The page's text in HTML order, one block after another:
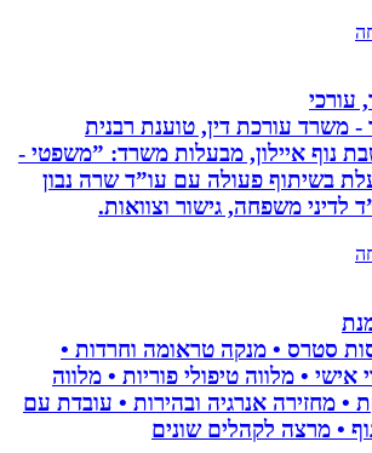
עורכת דין, טוענת רבנית
איילון, מבעלות משרד: ”משפטי -
פעולה עם עו”ד שרה נבון
משפחה, גישור וצוואות.
• מנקה טראומה וחרדות •
• מלווה טיפולי פוריות • מלווה
אנרגיה ובהירות • עובדת עם